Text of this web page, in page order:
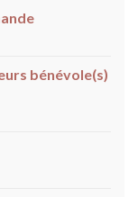
bénévole(s)